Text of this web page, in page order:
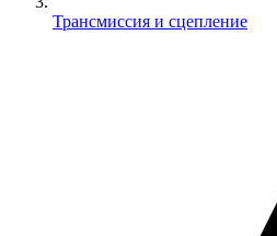
Трансмиссия и сцепление